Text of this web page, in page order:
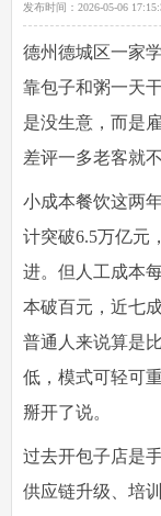
发布时间： 2026-05-06
德州德城区一家
靠包子和粥一天
是没生意，而是
差评一多老客就不
小成本餐饮这两
计突破6.5万亿元
进。但人工成本
本破百元，近七
普通人来说算是
低，模式可轻可
掰开了说。
过去开包子店是
供应链升级、培